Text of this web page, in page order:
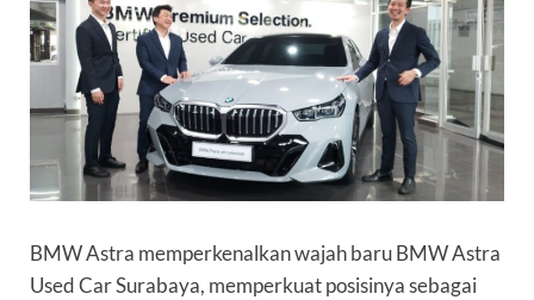
BMW Astra memperkenalkan wajah baru BMW Astra
Used Car Surabaya, memperkuat posisinya sebagai